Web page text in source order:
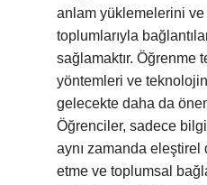
anlam yüklemelerini ve
toplumlarıyla
sağlamaktır. Öğrenme
yöntemleri ve
gelecekte daha da
Öğrenciler, sadece
aynı zamanda
etme ve toplumsal